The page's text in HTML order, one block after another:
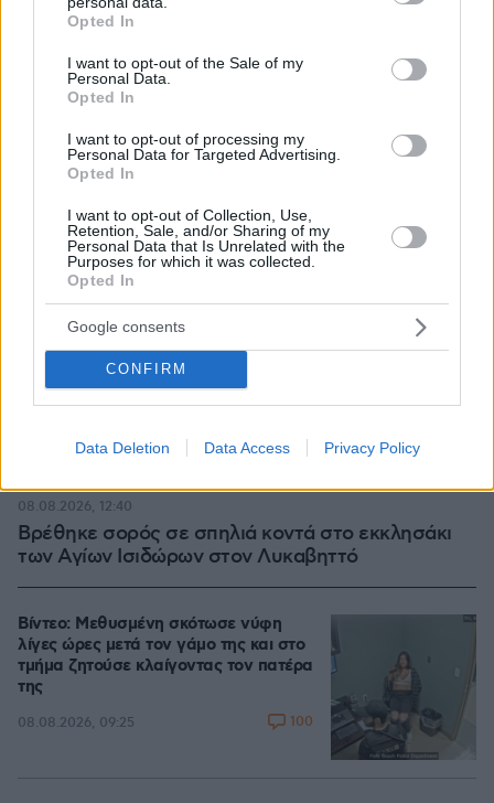
grant or deny consent to Google and its third-party tags to
use your data for below specified purposes in below Google
consent section.
Opted In
I want to opt-out of the Sale of my
Personal Data.
Opted In
I want to opt-out of processing my
Personal Data for Targeted Advertising.
Opted In
I want to opt-out of Collection, Use,
Retention, Sale, and/or Sharing of my
Personal Data that Is Unrelated with the
Purposes for which it was collected.
Opted In
Google consents
CONFIRM
Data Deletion Data Access Privacy Policy
Βρέθηκε σορός σε σπηλιά κοντά στο εκκλησάκι
των Αγίων Ισιδώρων στον Λυκαβηττό
08.08.2026, 12:40
Βίντεο: Μεθυσμένη σκότωσε νύφη
λίγες ώρες μετά τον γάμο της και στο
τμήμα ζητούσε κλαίγοντας τον πατέρα
της
08.08.2026, 09:25 100